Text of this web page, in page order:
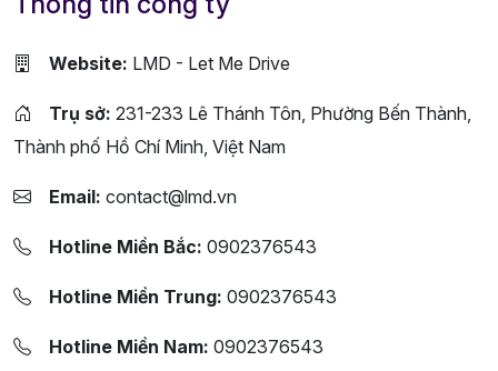
Website: LMD - Let Me Drive
Trụ sở: 231-233 Lê Thánh Tôn, Phường Bến Thành,
Thành phố Hồ Chí Minh, Việt Nam
Email: contact@lmd.vn
Hotline Miền Bắc: 0902376543
Hotline Miền Trung: 0902376543
Hotline Miền Nam: 0902376543